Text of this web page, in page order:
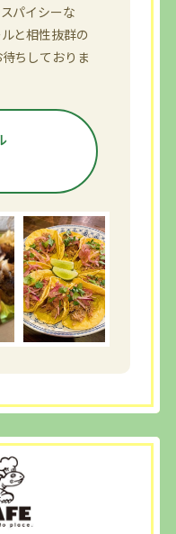
パイシーな
と相性抜群の
ちしておりま